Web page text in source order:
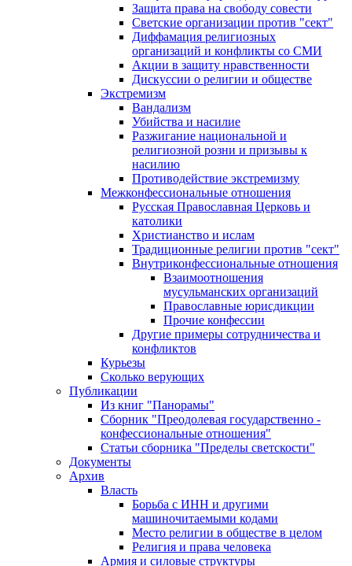
Защита права на свободу совести
Светские организации против "сект"
Диффамация религиозных
организаций и конфликты со СМИ
Акции в защиту нравственности
Дискуссии о религии и обществе
Экстремизм
Вандализм
Убийства и насилие
Разжигание национальной и
религиозной розни и призывы к
насилию
Противодействие экстремизму
Межконфессиональные отношения
Русская Православная Церковь и
католики
Христианство и ислам
Традиционные религии против "сект"
Внутриконфессиональные отношения
Взаимоотношения
мусульманских организаций
Православные юрисдикции
Прочие конфессии
Другие примеры сотрудничества и
конфликтов
Курьезы
Сколько верующих
Публикации
Из книг "Панорамы"
Сборник "Преодолевая государственно -
конфессиональные отношения"
Статьи сборника "Пределы светскости"
Документы
Архив
Власть
Борьба с ИНН и другими
машиночитаемыми кодами
Место религии в обществе в целом
Религия и права человека
Армия и силовые структуры